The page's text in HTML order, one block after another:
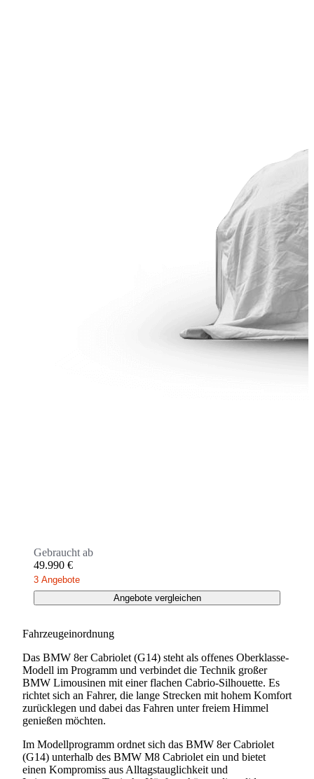
Gebraucht ab
49.990 €
3 Angebote
Angebote vergleichen
Fahrzeugeinordnung
Das BMW 8er Cabriolet (G14) steht als offenes Oberklasse-
Modell im Programm und verbindet die Technik großer
BMW Limousinen mit einer flachen Cabrio-Silhouette. Es
richtet sich an Fahrer, die lange Strecken mit hohem Komfort
zurücklegen und dabei das Fahren unter freiem Himmel
genießen möchten.
Im Modellprogramm ordnet sich das BMW 8er Cabriolet
(G14) unterhalb des BMW M8 Cabriolet ein und bietet
einen Kompromiss aus Alltagstauglichkeit und